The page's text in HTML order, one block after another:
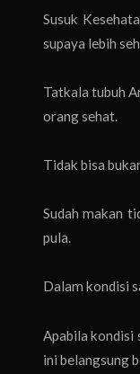
Susuk
supaya lebih
Tatkala tubuh
orang sehat.
Tidak bisa
Sudah makan
pula.
Dalam kondisi
Apabila kondisi
ini belangsung